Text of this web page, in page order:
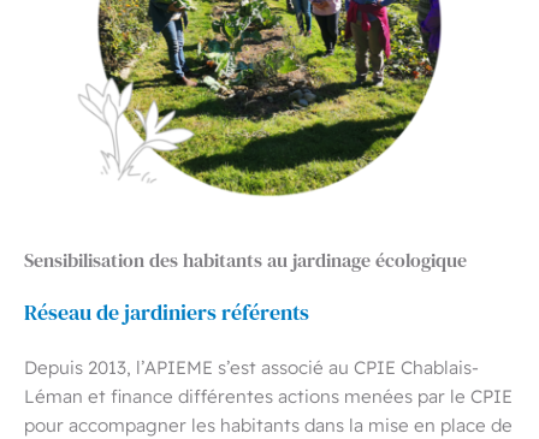
Sensibilisation des habitants au jardinage écologique
Réseau de jardiniers référents
Depuis 2013, l’APIEME s’est associé au CPIE Chablais-
Léman et finance différentes actions menées par le CPIE
pour accompagner les habitants dans la mise en place de